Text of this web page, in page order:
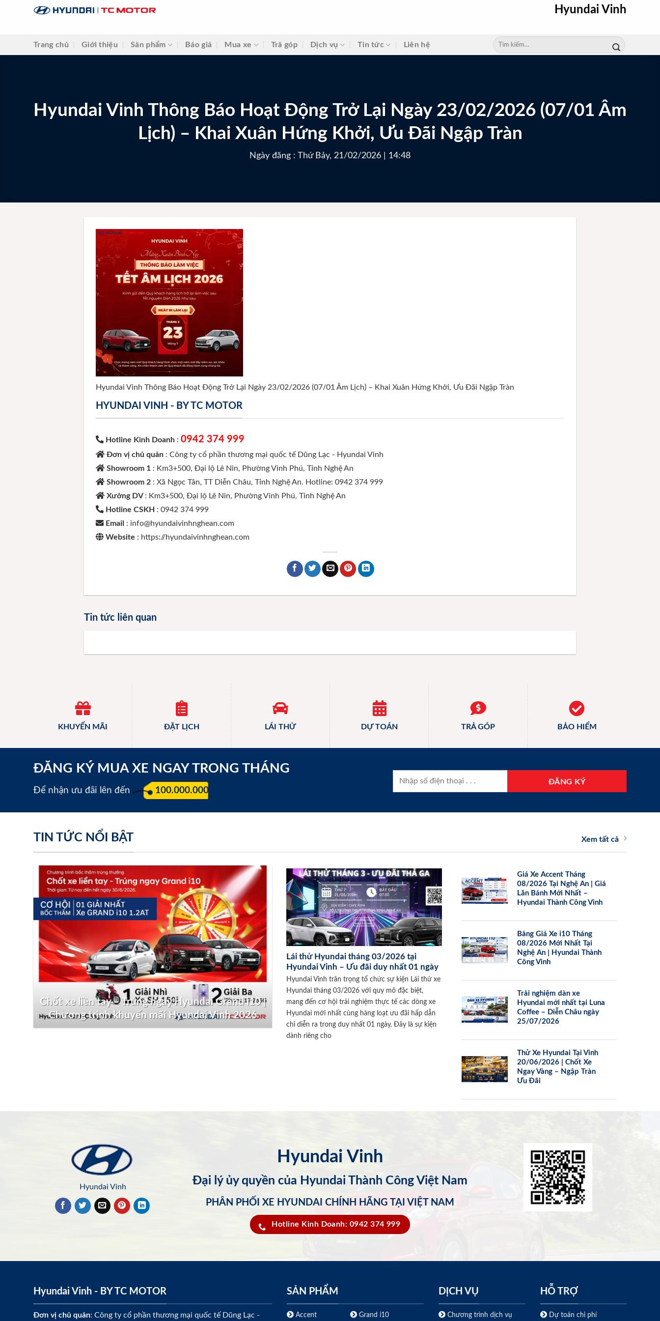
Hyundai Vinh
Trang chủ Giới thiệu Sản phẩm Báo giá Mua xe Trả góp Dịch vụ Tin tức Liên hệ
Tìm
kiếm:
Hyundai Vinh Thông Báo Hoạt Động Trở Lại Ngày 23/02/2026 (07/01 Âm
Lịch) – Khai Xuân Hứng Khởi, Ưu Đãi Ngập Tràn
Ngày đăng : Thứ Bảy, 21/02/2026 | 14:48
Hyundai Vinh Thông Báo Hoạt Động Trở Lại Ngày 23/02/2026 (07/01 Âm Lịch) – Khai Xuân Hứng Khởi, Ưu Đãi Ngập Tràn
HYUNDAI VINH - BY TC MOTOR
Hotline Kinh Doanh :0942 374 999
Đơn vị chủ quản : Công ty cổ phần thương mại quốc tế Dũng Lạc - Hyundai Vinh
Showroom 1 : Km3+500, Đại lộ Lê Nin, Phường Vinh Phú, Tỉnh Nghệ An
Showroom 2 : Xã Ngọc Tân, TT Diễn Châu, Tỉnh Nghệ An. Hotline: 0942 374 999
Xưởng DV : Km3+500, Đại lộ Lê Nin, Phường Vinh Phú, Tỉnh Nghệ An
Hotline CSKH : 0942 374 999
Email : info@hyundaivinhnghean.com
Website : https://hyundaivinhnghean.com
Tin tức liên quan
KHUYẾN MÃI ĐẶT LỊCH LÁI THỬ DỰ TOÁN TRẢ GÓP BẢO HIỂM
ĐĂNG KÝ MUA XE NGAY TRONG THÁNG
Để nhận ưu đãi lên đến 100.000.000 đ
TIN TỨC NỔI BẬT Xem tất cả
Chốt xe liền tay – Trúng ngay Hyundai Grand i10 |
Chương trình khuyến mãi Hyundai Vinh 2026
Lái thử Hyundai tháng 03/2026 tại
Hyundai Vinh – Ưu đãi duy nhất 01 ngày
Hyundai Vinh trân trọng tổ chức sự kiện Lái thử xe
Hyundai tháng 03/2026 với quy mô đặc biệt,
mang đến cơ hội trải nghiệm thực tế các dòng xe
Hyundai mới nhất cùng hàng loạt ưu đãi hấp dẫn
chỉ diễn ra trong duy nhất 01 ngày. Đây là sự kiện
dành riêng cho
Giá Xe Accent Tháng
08/2026 Tại Nghệ An | Giá
Lăn Bánh Mới Nhất –
Hyundai Thành Công Vinh
Bảng Giá Xe i10 Tháng
08/2026 Mới Nhất Tại
Nghệ An | Hyundai Thành
Công Vinh
Trải nghiệm dàn xe
Hyundai mới nhất tại Luna
Coffee – Diễn Châu ngày
25/07/2026
Thử Xe Hyundai Tại Vinh
20/06/2026 | Chốt Xe
Ngay Vàng – Ngập Tràn
Ưu Đãi
Hyundai Vinh
Hyundai Vinh
Đại lý ủy quyền của Hyundai Thành Công Việt Nam
PHÂN PHỐI XE HYUNDAI CHÍNH HÃNG TẠI VIỆT NAM
Hotline Kinh Doanh: 0942 374 999
Hyundai Vinh - BY TC MOTOR
Đơn vị chủ quản: Công ty cổ phần thương mại quốc tế Dũng Lạc -
SẢN PHẨM
Accent Grand i10
DỊCH VỤ
Chương trình dịch vụ
HỖ TRỢ
Dự toán chi phí